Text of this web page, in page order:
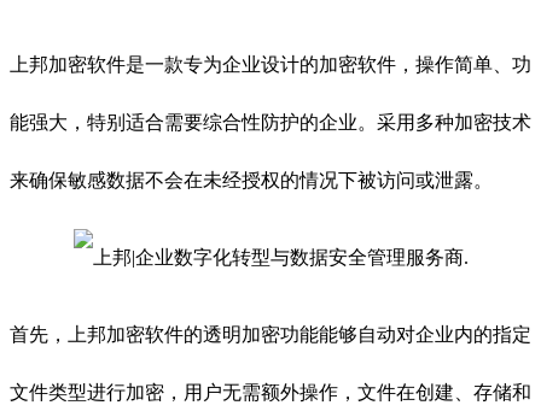
上邦加密软件是一款专为企业设计的加密软件，操作简单、功
能强大，特别适合需要综合性防护的企业。采用多种加密技术
来确保敏感数据不会在未经授权的情况下被访问或泄露。
首先，上邦加密软件的透明加密功能能够自动对企业内的指定
文件类型进行加密，用户无需额外操作，文件在创建、存储和